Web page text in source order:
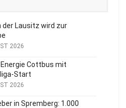
Lausitz wird zur
2026
Energie Cottbus mit
Start
2026
in Spremberg: 1.000